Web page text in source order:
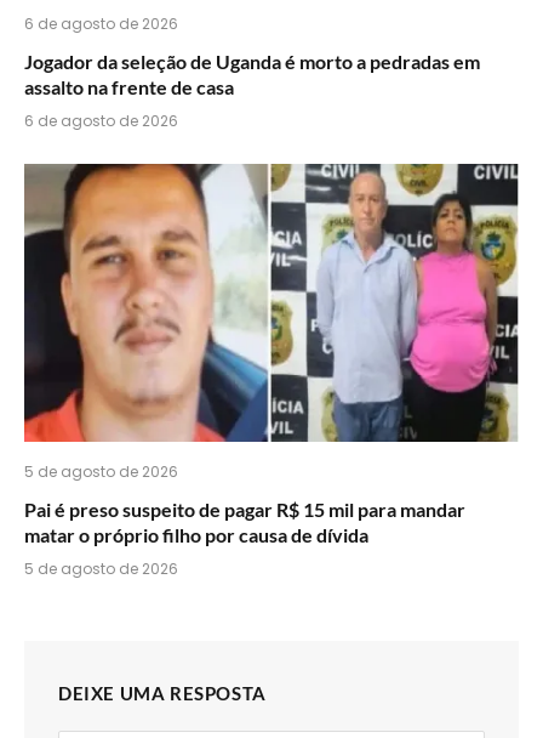
6 de agosto de 2026
Jogador da seleção de Uganda é morto a pedradas em
assalto na frente de casa
6 de agosto de 2026
5 de agosto de 2026
Pai é preso suspeito de pagar R$ 15 mil para mandar
matar o próprio filho por causa de dívida
5 de agosto de 2026
DEIXE UMA RESPOSTA